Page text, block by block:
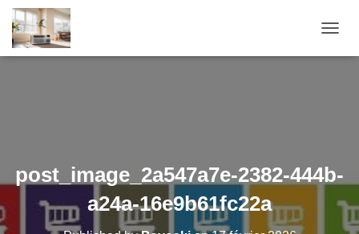
U
R
post_image_2a547a7e-2382-444b-
a24a-16e9b61fc22a